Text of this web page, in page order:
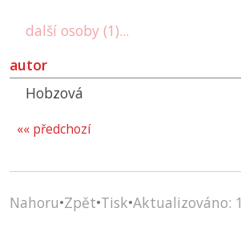
další osoby (1)...
autor
Hobzová
«« předchozí
Nahoru•Zpět•Tisk•Aktualizováno: